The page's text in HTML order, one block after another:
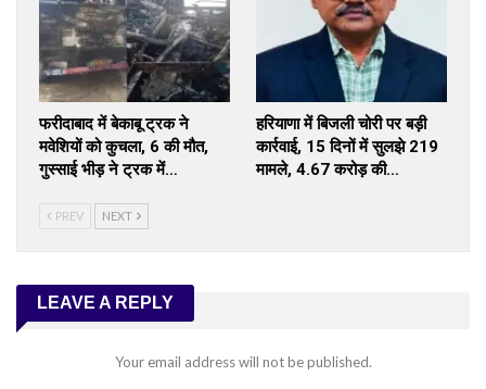
फरीदाबाद में बेकाबू ट्रक ने
मवेशियों को कुचला, 6 की मौत,
गुस्साई भीड़ ने ट्रक में…
हरियाणा में बिजली चोरी पर बड़ी
कार्रवाई, 15 दिनों में सुलझे 219
मामले, ₹4.67 करोड़ की…
PREV NEXT
LEAVE A REPLY
Your email address will not be published.